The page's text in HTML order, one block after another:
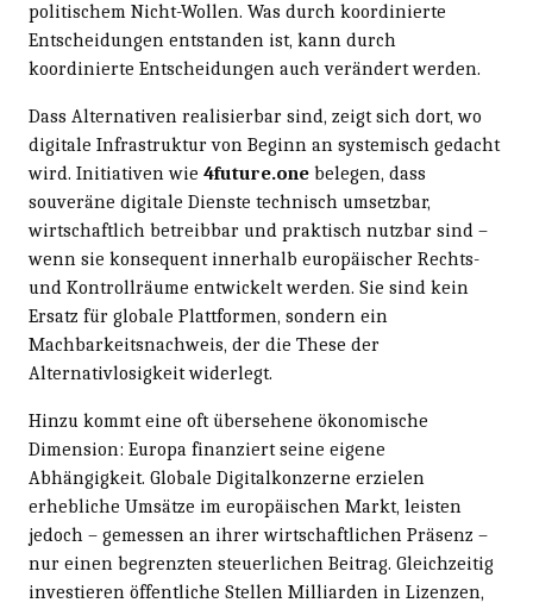
politischem Nicht-Wollen. Was durch koordinierte
Entscheidungen entstanden ist, kann durch
koordinierte Entscheidungen auch verändert werden.
Dass Alternativen realisierbar sind, zeigt sich dort, wo
digitale Infrastruktur von Beginn an systemisch gedacht
wird. Initiativen wie 4future.one belegen, dass
souveräne digitale Dienste technisch umsetzbar,
wirtschaftlich betreibbar und praktisch nutzbar sind –
wenn sie konsequent innerhalb europäischer Rechts-
und Kontrollräume entwickelt werden. Sie sind kein
Ersatz für globale Plattformen, sondern ein
Machbarkeitsnachweis, der die These der
Alternativlosigkeit widerlegt.
Hinzu kommt eine oft übersehene ökonomische
Dimension: Europa finanziert seine eigene
Abhängigkeit. Globale Digitalkonzerne erzielen
erhebliche Umsätze im europäischen Markt, leisten
jedoch – gemessen an ihrer wirtschaftlichen Präsenz –
nur einen begrenzten steuerlichen Beitrag. Gleichzeitig
investieren öffentliche Stellen Milliarden in Lizenzen,